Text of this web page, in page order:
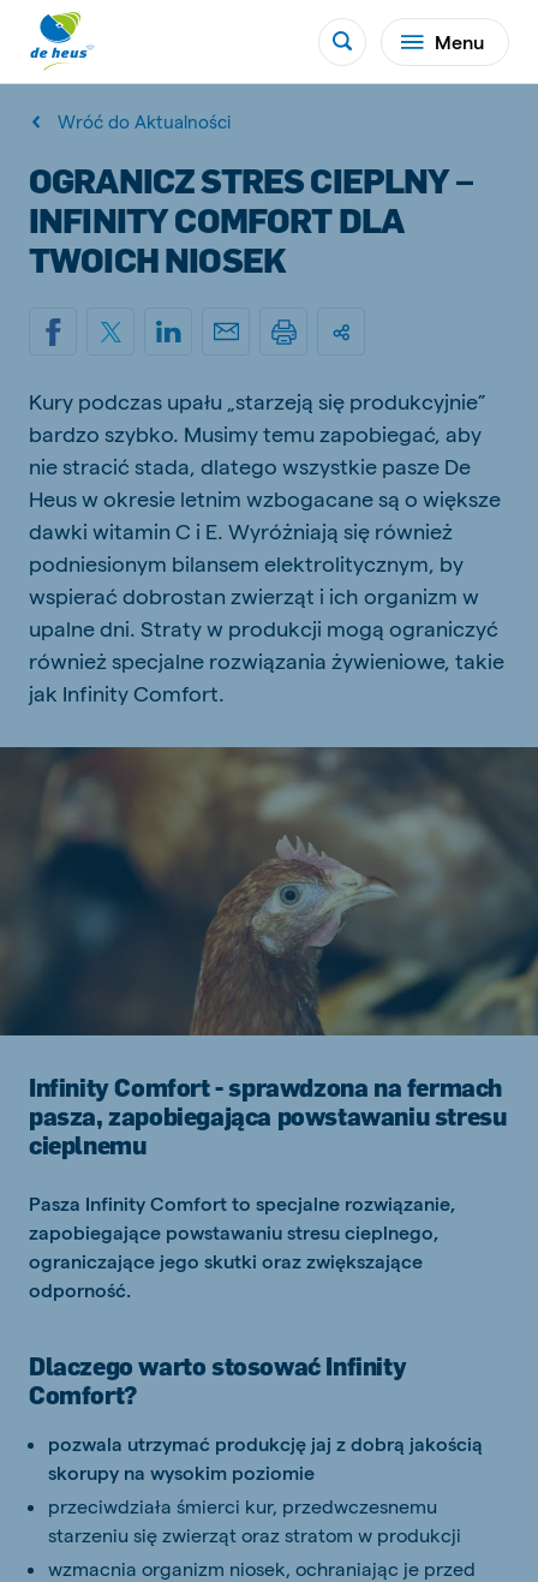
Menu
Wróć do Aktualności
OGRANICZ STRES CIEPLNY –
INFINITY COMFORT DLA
TWOICH NIOSEK
Kury podczas upału „starzeją się produkcyjnie”
bardzo szybko. Musimy temu zapobiegać, aby
nie stracić stada, dlatego wszystkie pasze De
Heus w okresie letnim wzbogacane są o większe
dawki witamin C i E. Wyróżniają się również
podniesionym bilansem elektrolitycznym, by
wspierać dobrostan zwierząt i ich organizm w
upalne dni. Straty w produkcji mogą ograniczyć
również specjalne rozwiązania żywieniowe, takie
jak Infinity Comfort.
Infinity Comfort - sprawdzona na fermach
pasza, zapobiegająca powstawaniu stresu
cieplnemu
Pasza Infinity Comfort to specjalne rozwiązanie,
zapobiegające powstawaniu stresu cieplnego,
ograniczające jego skutki oraz zwiększające
odporność.
Dlaczego warto stosować Infinity
Comfort?
pozwala utrzymać produkcję jaj z dobrą jakością
skorupy na wysokim poziomie
przeciwdziała śmierci kur, przedwczesnemu
starzeniu się zwierząt oraz stratom w produkcji
wzmacnia organizm niosek, ochraniając je przed